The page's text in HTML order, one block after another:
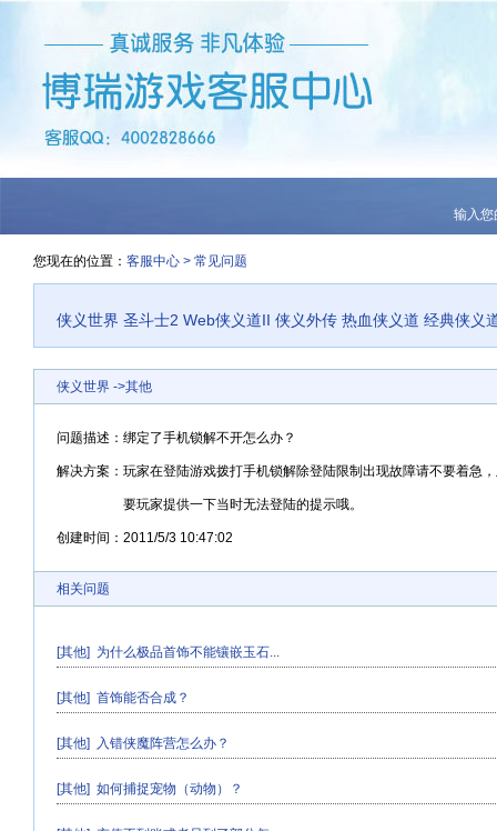
输入
您现在的位置： 客服中心 > 常见问题
侠义世界 圣斗士2 Web侠义道II 侠义外传 热血侠义道 经典侠义
侠义世界 ->其他
问题描述： 绑定了手机锁解不开怎么办？
解决方案： 玩家在登陆游戏拨打手机锁解除登陆限制出现故障请不要着急
要玩家提供一下当时无法登陆的提示哦。
创建时间： 2011/5/3 10:47:02
相关问题
[其他] 为什么极品首饰不能镶嵌玉石...
[其他] 首饰能否合成？
[其他] 入错侠魔阵营怎么办？
[其他] 如何捕捉宠物（动物）？